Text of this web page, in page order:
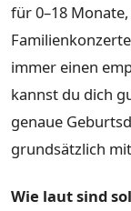
für 0–18
immer einen
kannst du dich
genaue
grundsätzlich
Wie laut sind